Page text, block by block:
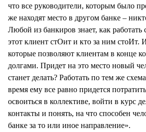
что все руководители, которым было
же находят место в другом банке –
Любой из банкиров знает, как работать
этот клиент стОит и кто за ним стоИт.
которые позволяют клиентам в конце
долгами. Придет на это место новый
станет делать? Работать по тем же
время ему все равно придется
освоиться в коллективе, войти в курс
контакты и понять, на что способен
банке за то или иное направление».